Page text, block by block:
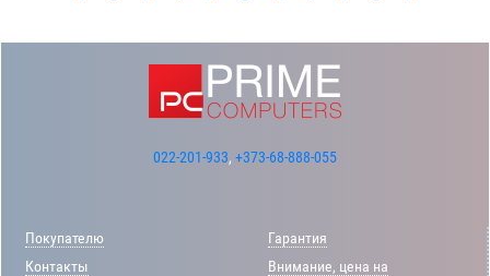
022-201-933, +373-68-888-055
Покупателю
Контакты
Гарантия
Внимание, цена на